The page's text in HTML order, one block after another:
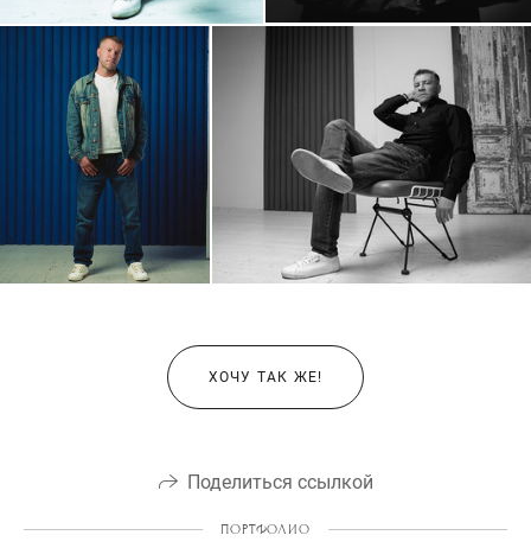
ХОЧУ ТАК ЖЕ!
Поделиться ссылкой
ПОРТФОЛИО